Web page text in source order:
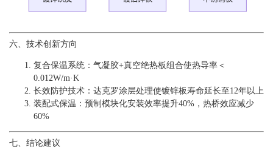
六、技术创新方向
复合保温系统：气凝胶+真空绝热板组合使热导率＜
0.012W/m·K
长效防护技术：达克罗涂层处理使镀锌板寿命延长至12年以上
装配式保温：预制模块化安装效率提升40%，热桥效应减少
60%
七、结论建议